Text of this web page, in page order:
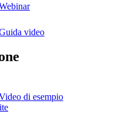
video
di esempio